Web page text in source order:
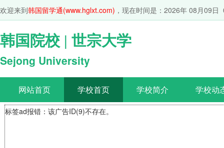
欢迎来到韩国留学通(www.hglxt.com) ，现在时间是： 2026年 08月09日
韩国院校 | 世宗大学
Sejong University
网站首页 学校首页 学校简介 学校动
标签ad报错：该广告ID(9)不存在。